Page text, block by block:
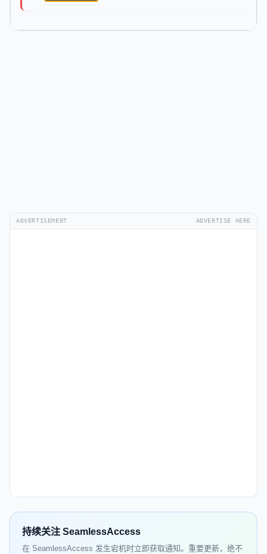
ADVERTISEMENT ADVERTISE HERE
持续关注 SeamlessAccess
在 SeamlessAccess 发生宕机时立即获取通知。重要更新，绝不